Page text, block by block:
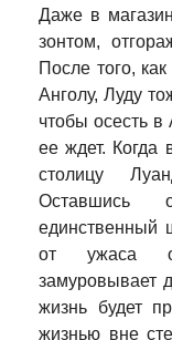
Даже в
зонтом,
После того,
Анголу, Луду
чтобы осесть
ее ждет. Когда
столицу
Оставшись
единственный
от ужаса
замуровывает
жизнь будет
жизнью вне